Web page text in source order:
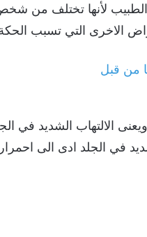
الطبيب لأنها تختلف من
الاخرى التي تسبب
الالتهاب الشديد
في الجلد ادى الى